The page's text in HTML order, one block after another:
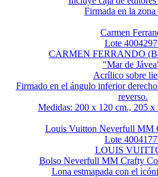
Firmada en la zona
Carmen
Lote
CARMEN FERRANDO
"Mar de
Acrílico sobre
Firmado en el ángulo inferior
reverso.
Medidas: 200 x 120 cm., 205 x
Louis Vuitton Neverfull MM
Lote
LOUIS
Bolso Neverfull MM Crafty
Lona estmapada con el